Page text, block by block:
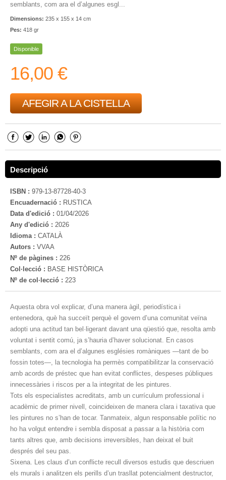
semblants, com ara el d’algunes esgl...
Dimensions: 235 x 155 x 14 cm
Pes: 418 gr
Disponible
16,00 €
AFEGIR A LA CISTELLA
Descripció
ISBN : 979-13-87728-40-3
Encuadernació : RUSTICA
Data d'edició : 01/04/2026
Any d'edició : 2026
Idioma : CATALÀ
Autors : VVAA
Nº de pàgines : 226
Col·lecció : BASE HISTÒRICA
Nº de col·lecció : 223
Aquesta obra vol explicar, d’una manera àgil, periodística i
entenedora, què ha succeït perquè el govern d’una comunitat veïna
adopti una actitud tan bel·ligerant davant una qüestió que, resolta amb
voluntat i sentit comú, ja s’hauria d’haver solucionat. En casos
semblants, com ara el d’algunes esglésies romàniques —tant de bo
fossin totes—, la tecnologia ha permès compatibilitzar la conservació
amb acords de préstec que han evitat conflictes, despeses públiques
innecessàries i riscos per a la integritat de les pintures.
Tots els especialistes acreditats, amb un currículum professional i
acadèmic de primer nivell, coincideixen de manera clara i taxativa que
les pintures no s’han de tocar. Tanmateix, algun responsable polític no
ho ha volgut entendre i sembla disposat a passar a la història com
tants altres que, amb decisions irreversibles, han deixat el buit
després del seu pas.
Sixena. Les claus d’un conflicte recull diversos estudis que descriuen
els murals i analitzen els perills d’un trasllat potencialment destructor,